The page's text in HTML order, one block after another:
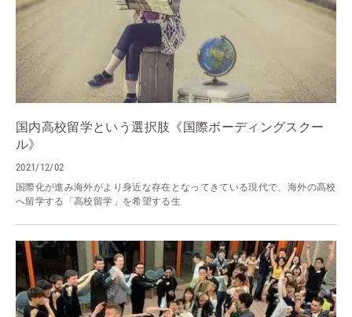
国内高校留学という選択肢《国際ボーディングスクー
ル》
2021/12/02
国際化が進み海外がより身近な存在となってきている現代で、海外の高校
へ留学する「高校留学」を希望する生